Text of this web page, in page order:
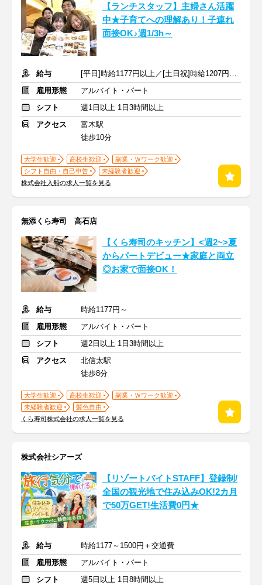
【ランチスタッフ】主婦さん活躍
中★子育てへの理解あり！子連れ
面接OK♪週1/3h～
給与
[平日]時給1177円以上／[土日祝]時給1207円以上+交通費支給
雇用形態
アルバイト・パート
シフト
週1日以上 1日3時間以上
アクセス
富木駅
徒歩10分
大学生歓迎 高校生歓迎
副業・Ｗワーク歓迎
シフト自由・自己申告
未経験者歓迎
株式会社入船の求人一覧を見る
無添くら寿司 高石店
【くら寿司のキッチン】<週2~>夏
からパートデビュー★家庭と両立
◎お家で面接OK！
給与
時給1177円～
雇用形態
アルバイト・パート
シフト
週2日以上 1日3時間以上
アクセス
北信太駅
徒歩8分
大学生歓迎 高校生歓迎
副業・Ｗワーク歓迎
未経験者歓迎
髪色自由
くら寿司株式会社の求人一覧を見る
株式会社シアーズ
【リゾートバイトSTAFF】登録制/
全国の観光地で住み込みOK!2カ月
で50万GET!生活費0円★
給与
時給1177～1500円＋交通費
雇用形態
アルバイト・パート
シフト
週5日以上 1日8時間以上